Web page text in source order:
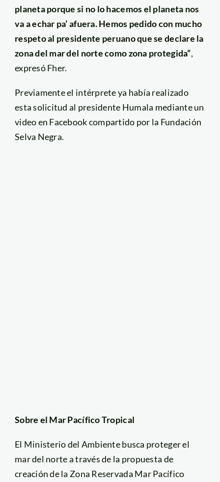
planeta porque si no lo hacemos el planeta nos
va a echar pa’ afuera. Hemos pedido con mucho
respeto al presidente peruano que se declare la
zona del mar del norte como zona protegida”,
expresó Fher.
Previamente el intérprete ya había realizado
esta solicitud al presidente Humala mediante un
video en Facebook compartido por la Fundación
Selva Negra.
Sobre el Mar Pacífico Tropical
El Ministerio del Ambiente busca proteger el
mar del norte a través de la propuesta de
creación de la Zona Reservada Mar Pacífico